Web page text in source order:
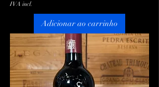
IVA incl.
Adicionar ao carrinho